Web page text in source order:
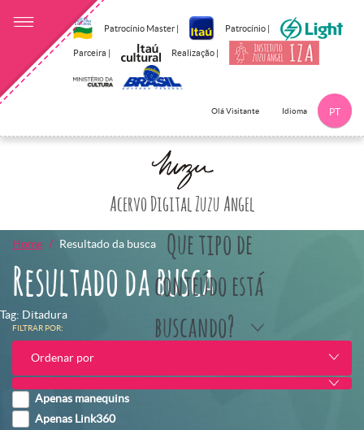
Patrocínio Master | Patrocínio |
Parceira | Realização |
Olá Visitante Idioma PT
Acervo Digital Zuzu Angel
Que tipo de
conteúdo está
buscando?
Home Resultado da busca
Resultado da busca
Tag: Ditadura
FILTRAR POR:
Ordenar por
Apenas manequins
Apenas Link360